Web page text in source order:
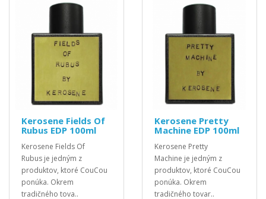
Kerosene Fields Of
Rubus EDP 100ml
Kerosene Fields Of
Rubus je jedným z
produktov, ktoré CouCou
ponúka. Okrem
tradičného tova..
Kerosene Pretty
Machine EDP 100ml
Kerosene Pretty
Machine je jedným z
produktov, ktoré CouCou
ponúka. Okrem
tradičného tovar..